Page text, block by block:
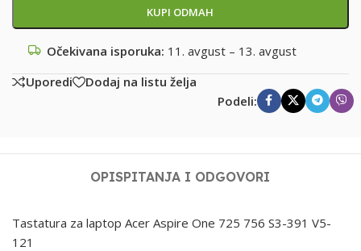
KUPI ODMAH
Očekivana isporuka: 11. avgust – 13. avgust
Uporedi
Dodaj na listu želja
Podeli:
OPISPITANJA I ODGOVORI
Tastatura za laptop Acer Aspire One 725 756 S3-391 V5-
121